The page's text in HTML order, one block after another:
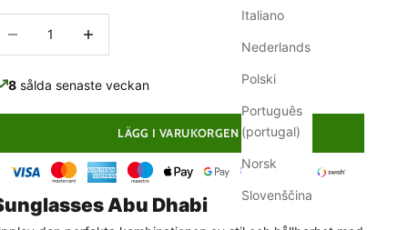
Italiano
Nederlands
Polski
Português
(portugal)
Norsk
Slovenščina
8 sålda senaste veckan
LÄGG I VARUKORGEN
Abu Dhabi